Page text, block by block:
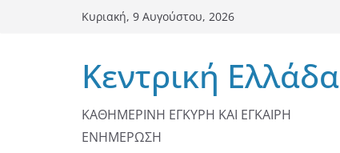
Κυριακή, 9 Αυγούστου, 2026
Κεντρική Ελλάδα
ΚΑΘΗΜΕΡΙΝΗ ΕΓΚΥΡΗ ΚΑΙ ΕΓΚΑΙΡΗ
ΕΝΗΜΕΡΩΣΗ